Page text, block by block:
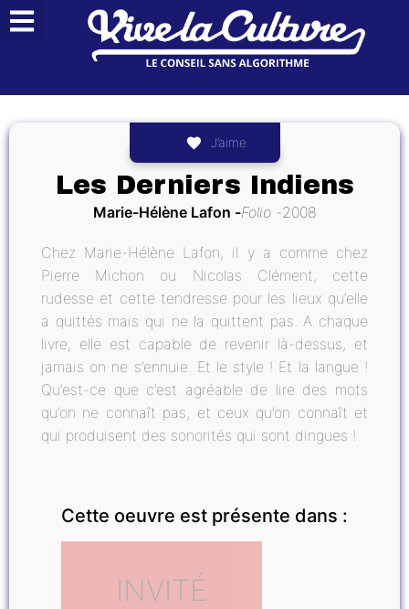
J’aime
Les Derniers Indiens
Marie-Hélène Lafon Folio 2008
Chez Marie-Hélène Lafon, il y a comme chez
Pierre Michon ou Nicolas Clément, cette
rudesse et cette tendresse pour les lieux qu’elle
a quittés mais qui ne la quittent pas. A chaque
livre, elle est capable de revenir là-dessus, et
jamais on ne s’ennuie. Et le style ! Et la langue !
Qu’est-ce que c’est agréable de lire des mots
qu’on ne connaît pas, et ceux qu’on connaît et
qui produisent des sonorités qui sont dingues !
Cette oeuvre est présente dans :
INVITÉ